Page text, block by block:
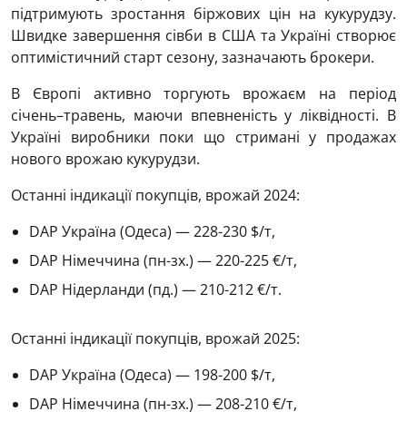
підтримують зростання біржових цін на кукурудзу.
Швидке завершення сівби в США та Україні створює
оптимістичний старт сезону, зазначають брокери.
В Європі активно торгують врожаєм на період
січень–травень, маючи впевненість у ліквідності. В
Україні виробники поки що стримані у продажах
нового врожаю кукурудзи.
Останні індикації покупців, врожай 2024:
DAP Україна (Одеса) — 228-230 $/т,
DAP Німеччина (пн-зх.) — 220-225 €/т,
DAP Нідерланди (пд.) — 210-212 €/т.
Останні індикації покупців, врожай 2025:
DAP Україна (Одеса) — 198-200 $/т,
DAP Німеччина (пн-зх.) — 208-210 €/т,